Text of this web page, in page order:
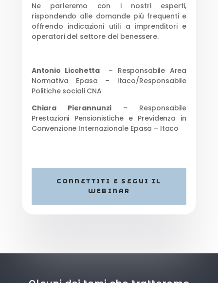
Ne parleremo con i nostri esperti,
rispondendo alle domande più frequenti e
offrendo indicazioni utili a imprenditori e
operatori del settore del benessere.
Antonio Licchetta
– Responsabile Area
Normativa Epasa – Itaco/Responsabile
Politiche sociali CNA
Chiara Pierannunzi – Responsabile
Prestazioni Pensionistiche e Previdenza in
Convenzione Internazionale Epasa – Itaco
CONNETTITI E SEGUI IL
WEBINAR